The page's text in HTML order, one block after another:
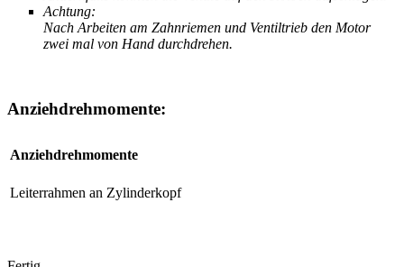
Achtung:
Nach Arbeiten am Zahnriemen und Ventiltrieb den Motor
zwei mal von Hand durchdrehen.
Anziehdrehmomente:
Anziehdrehmomente
Leiterrahmen an Zylinderkopf